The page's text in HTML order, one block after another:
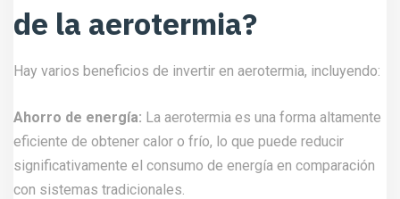
de la aerotermia?
Hay varios beneficios de invertir en aerotermia, incluyendo:
Ahorro de energía: La aerotermia es una forma altamente
eficiente de obtener calor o frío, lo que puede reducir
significativamente el consumo de energía en comparación
con sistemas tradicionales.